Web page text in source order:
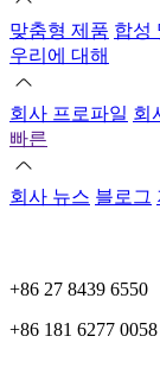
맞춤형 제품 합성
우리에 대해
회사 프로파일 회
빠른
회사 뉴스 블로그
+86 27 8439 6550
+86 181 6277 0058